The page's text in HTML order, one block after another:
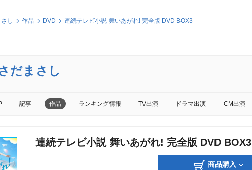
し 作品 DVD 連続テレビ小説 舞いあがれ! 完全版 DVD BOX3
だまさし
記事 作品 ランキング情報 TV出演 ドラマ出演 CM出演
連続テレビ小説 舞いあがれ! 完全版 DVD BOX3
商品購入